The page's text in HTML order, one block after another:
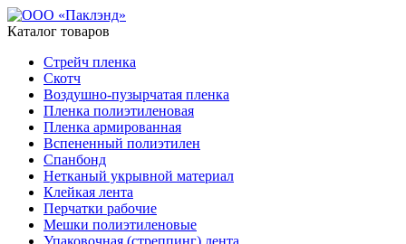
Каталог товаров
Стрейч пленка
Скотч
Воздушно-пузырчатая пленка
Пленка полиэтиленовая
Пленка армированная
Вспененный полиэтилен
Спанбонд
Нетканый укрывной материал
Клейкая лента
Перчатки рабочие
Мешки полиэтиленовые
Упаковочная (стреппинг) лента